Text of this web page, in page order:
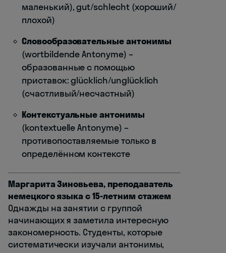
маленький), gut/schlecht (хороший/
плохой)
Словообразовательные антонимы
(wortbildende Antonyme) –
образованные с помощью
приставок: glücklich/unglücklich
(счастливый/несчастный)
Контекстуальные антонимы
(kontextuelle Antonyme) –
противопоставляемые только в
определённом контексте
Маргарита Зиновьева, преподаватель
немецкого языка с 15-летним стажем
Однажды на занятии с группой
начинающих я заметила интересную
закономерность. Студенты, которые
систематически изучали антонимы,